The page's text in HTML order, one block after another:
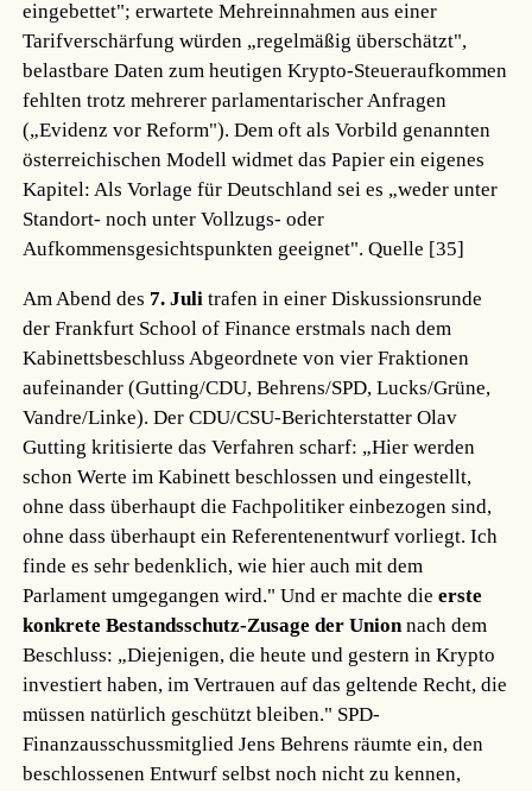
eingebettet"; erwartete Mehreinnahmen aus einer
Tarifverschärfung würden „regelmäßig überschätzt",
belastbare Daten zum heutigen Krypto-Steueraufkommen
fehlten trotz mehrerer parlamentarischer Anfragen
(„Evidenz vor Reform"). Dem oft als Vorbild genannten
österreichischen Modell widmet das Papier ein eigenes
Kapitel: Als Vorlage für Deutschland sei es „weder unter
Standort- noch unter Vollzugs- oder
Aufkommensgesichtspunkten geeignet".Quelle [35]
Am Abend des 7. Juli trafen in einer Diskussionsrunde
der Frankfurt School of Finance erstmals nach dem
Kabinettsbeschluss Abgeordnete von vier Fraktionen
aufeinander (Gutting/CDU, Behrens/SPD, Lucks/Grüne,
Vandre/Linke). Der CDU/CSU-Berichterstatter Olav
Gutting kritisierte das Verfahren scharf: „Hier werden
schon Werte im Kabinett beschlossen und eingestellt,
ohne dass überhaupt die Fachpolitiker einbezogen sind,
ohne dass überhaupt ein Referentenentwurf vorliegt. Ich
finde es sehr bedenklich, wie hier auch mit dem
Parlament umgegangen wird." Und er machte dieerste
konkrete Bestandsschutz-Zusage der Unionnach dem
Beschluss: „Diejenigen, die heute und gestern in Krypto
investiert haben, im Vertrauen auf das geltende Recht, die
müssen natürlich geschützt bleiben." SPD-
Finanzausschussmitglied Jens Behrens räumte ein, den
beschlossenen Entwurf selbst noch nicht zu kennen,